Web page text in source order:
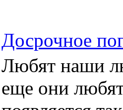
Досрочное
Любят наши
еще они